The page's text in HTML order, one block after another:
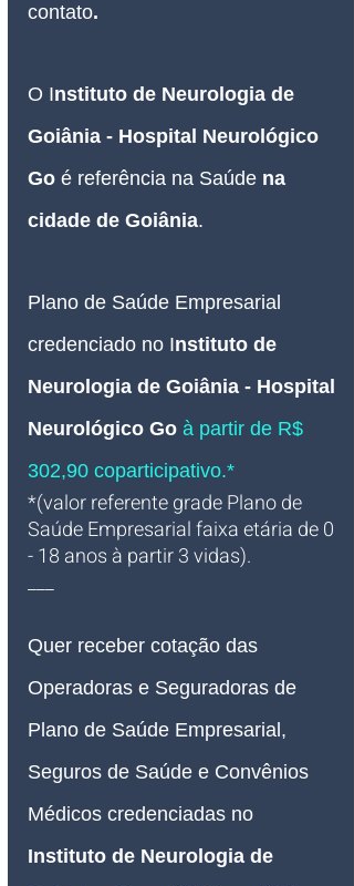
contato.
O Instituto de Neurologia de
Goiânia - Hospital Neurológico
Go é referência na Saúde na
cidade de Goiânia.
Plano de Saúde Empresarial
credenciado no Instituto de
Neurologia de Goiânia - Hospital
Neurológico Go à partir de R$
302,90 coparticipativo.*
*(valor referente grade Plano de
Saúde Empresarial faixa etária de 0
- 18 anos à partir 3 vidas).
___
Quer receber cotação das
Operadoras e Seguradoras de
Plano de Saúde Empresarial,
Seguros de Saúde e Convênios
Médicos credenciadas no
Instituto de Neurologia de